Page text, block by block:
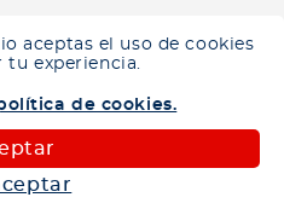
aceptas el uso de cookies
tu experiencia.
de cookies.
disponibles en tu zona